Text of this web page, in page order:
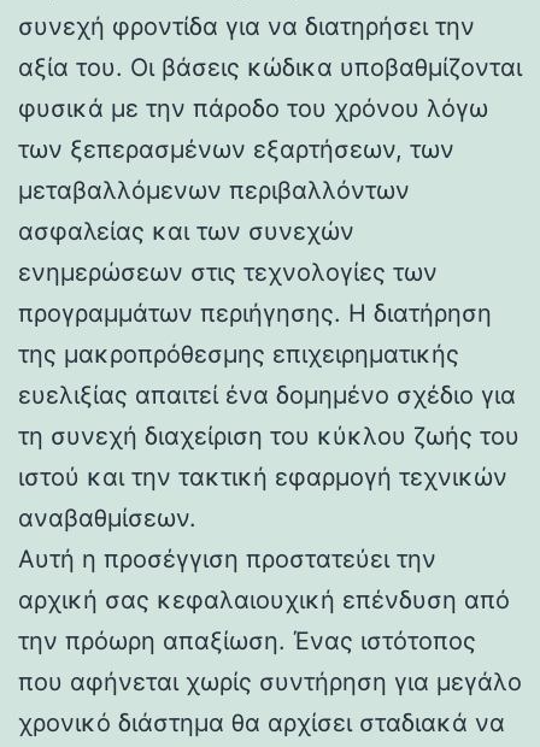
συνεχή φροντίδα για να διατηρήσει την
αξία του. Οι βάσεις κώδικα υποβαθμίζονται
φυσικά με την πάροδο του χρόνου λόγω
των ξεπερασμένων εξαρτήσεων, των
μεταβαλλόμενων περιβαλλόντων
ασφαλείας και των συνεχών
ενημερώσεων στις τεχνολογίες των
προγραμμάτων περιήγησης. Η διατήρηση
της μακροπρόθεσμης επιχειρηματικής
ευελιξίας απαιτεί ένα δομημένο σχέδιο για
τη συνεχή διαχείριση του κύκλου ζωής του
ιστού και την τακτική εφαρμογή τεχνικών
αναβαθμίσεων.
Αυτή η προσέγγιση προστατεύει την
αρχική σας κεφαλαιουχική επένδυση από
την πρόωρη απαξίωση. Ένας ιστότοπος
που αφήνεται χωρίς συντήρηση για μεγάλο
χρονικό διάστημα θα αρχίσει σταδιακά να